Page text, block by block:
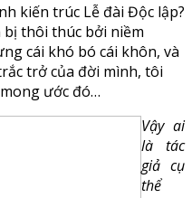
kiến trúc Lễ đài Độc lập?
bị thôi thúc bởi niềm
cái khó bó cái khôn, và
trở của đời mình, tôi
ước đó…
Vậy ai
là tác
giả cụ
thể